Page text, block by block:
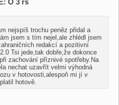
O 3 rs
nejspíš trochu peněz přidal a
jsem s tím nejel,ale zhlédl jsem
redakcí a pozitivní
Tsi jede,tak dobře,že dokonce
zachování příznivé spotřeby.Na
nechat uzavřít velmi výhodná
v hotovosti,alespoň mi jí v
hotově.